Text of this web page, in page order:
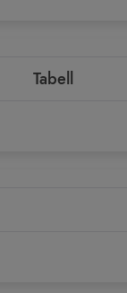
Tabell